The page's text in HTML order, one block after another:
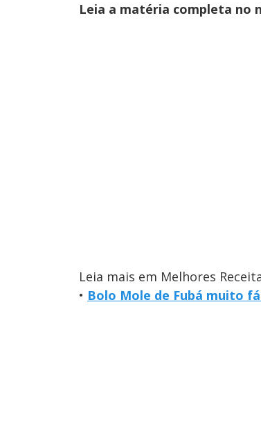
Leia a matéria completa no
Leia mais em Melhores
• Bolo Mole de Fubá muito